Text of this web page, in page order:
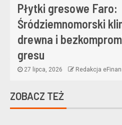
Płytki gresowe Faro:
Śródziemnomorski
drewna i
gresu
27 lipca, 2026 Redakcja
ZOBACZ TEŻ